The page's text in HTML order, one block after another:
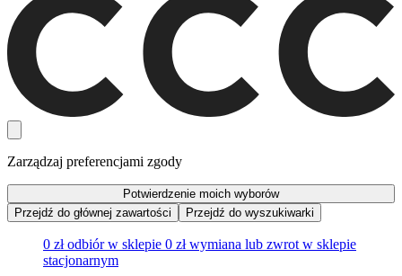
Zarządzaj preferencjami zgody
Potwierdzenie moich wyborów
Przejdź do głównej zawartości
Przejdź do wyszukiwarki
0 zł odbiór w sklepie 0 zł wymiana lub zwrot w sklepie
stacjonarnym